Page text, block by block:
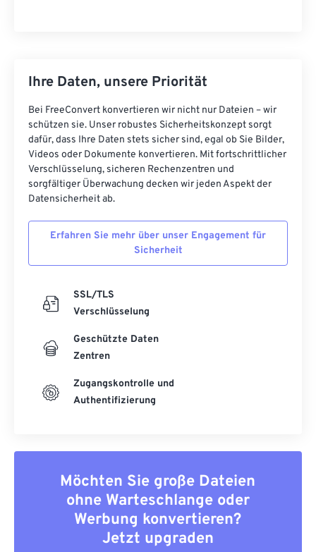
Ihre Daten, unsere Priorität
Bei FreeConvert konvertieren wir nicht nur Dateien – wir
schützen sie. Unser robustes Sicherheitskonzept sorgt
dafür, dass Ihre Daten stets sicher sind, egal ob Sie Bilder,
Videos oder Dokumente konvertieren. Mit fortschrittlicher
Verschlüsselung, sicheren Rechenzentren und
sorgfältiger Überwachung decken wir jeden Aspekt der
Datensicherheit ab.
Erfahren Sie mehr über unser Engagement für
Sicherheit
SSL/TLS
Verschlüsselung
Geschützte Daten
Zentren
Zugangskontrolle und
Authentifizierung
Möchten Sie große Dateien
ohne Warteschlange oder
Werbung konvertieren?
Jetzt upgraden